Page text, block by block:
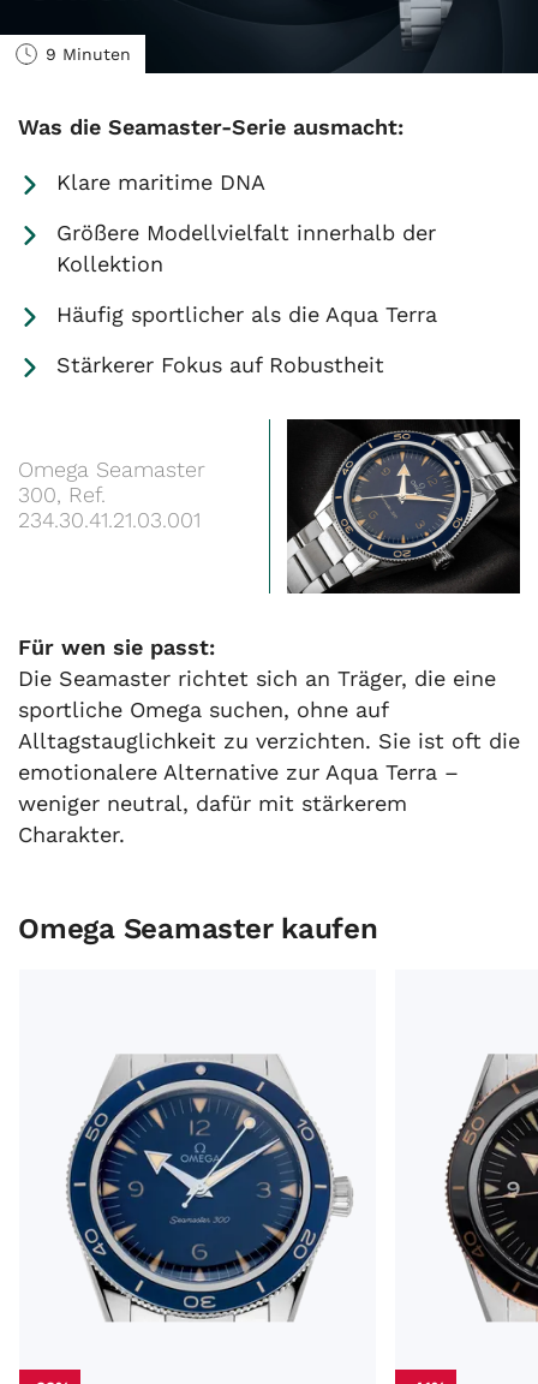
9 Minuten
Was die Seamaster-Serie ausmacht:
Klare maritime DNA
Größere Modellvielfalt innerhalb der
Kollektion
Häufig sportlicher als die Aqua Terra
Stärkerer Fokus auf Robustheit
Omega Seamaster
300, Ref.
234.30.41.21.03.001
Für wen sie passt:
Die Seamaster richtet sich an Träger, die eine
sportliche Omega suchen, ohne auf
Alltagstauglichkeit zu verzichten. Sie ist oft die
emotionalere Alternative zur Aqua Terra –
weniger neutral, dafür mit stärkerem
Charakter.
Omega Seamaster kaufen